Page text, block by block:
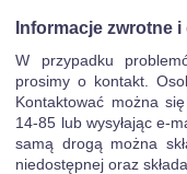
Informacje zwrotne
W przypadku
prosimy o kontakt.
Kontaktować można
14-85 lub wysyłając e-
samą drogą można
niedostępnej oraz